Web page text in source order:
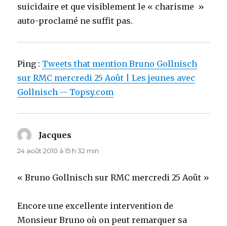
suicidaire et que visiblement le « charisme »
auto-proclamé ne suffit pas.
Ping : Tweets that mention Bruno Gollnisch
sur RMC mercredi 25 Août | Les jeunes avec
Gollnisch -- Topsy.com
Jacques
24 août 2010 à 15 h 32 min
« Bruno Gollnisch sur RMC mercredi 25 Août »
Encore une excellente intervention de
Monsieur Bruno où on peut remarquer sa